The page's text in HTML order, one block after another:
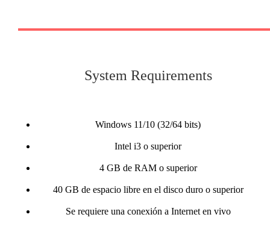
System Requirements
Windows 11/10 (32/64 bits)
Intel i3 o superior
4 GB de RAM o superior
40 GB de espacio libre en el disco duro o superior
Se requiere una conexión a Internet en vivo